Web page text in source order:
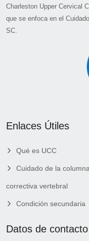
Charleston Upper Cervical
que se enfoca en el
SC.
Enlaces Útiles
Qué es UCC
Cuidado de la columna
correctiva vertebral
Condición secundaria
Datos de contacto